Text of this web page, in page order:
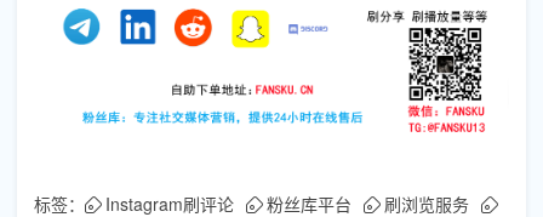
标签： Instagram刷评论 粉丝库平台
刷浏览服务